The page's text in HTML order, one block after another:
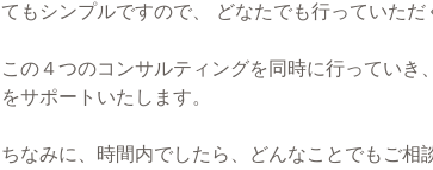
てもシンプルですので、 どなたでも行っていただ
この４つのコンサルティングを同時に行ってい
をサポートいたします。
ちなみに、時間内でしたら、どんなことでもご